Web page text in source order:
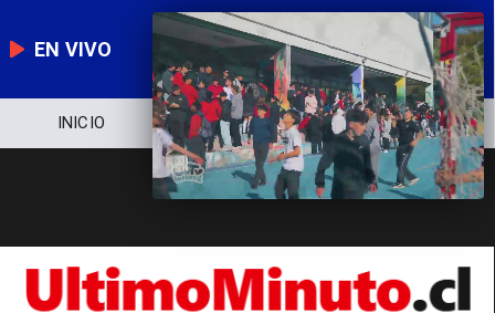
EN VIVO
INICIO NOTICIERO POLÍTICA